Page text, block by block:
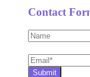
Contact